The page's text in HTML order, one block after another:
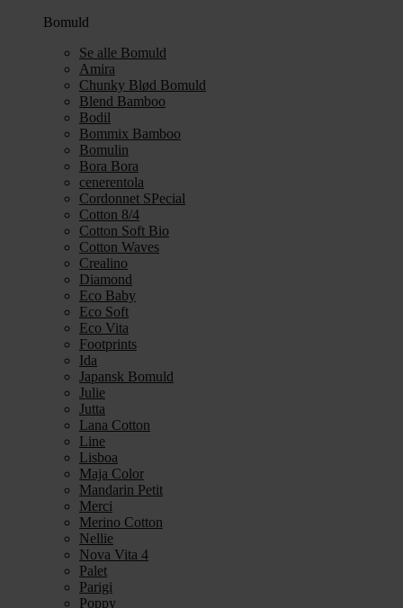
Bomuld
Se alle Bomuld
Amira
Chunky Blød Bomuld
Blend Bamboo
Bodil
Bommix Bamboo
Bomulin
Bora Bora
cenerentola
Cordonnet SPecial
Cotton 8/4
Cotton Soft Bio
Cotton Waves
Crealino
Diamond
Eco Baby
Eco Soft
Eco Vita
Footprints
Ida
Japansk Bomuld
Julie
Jutta
Lana Cotton
Line
Lisboa
Maja Color
Mandarin Petit
Merci
Merino Cotton
Nellie
Nova Vita 4
Palet
Parigi
Poppy